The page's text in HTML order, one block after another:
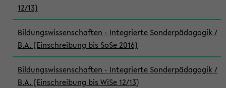
12/13)
Bildungswissenschaften - Integrierte Sonderpädagogik /
B.A. (Einschreibung bis SoSe 2016)
Bildungswissenschaften - Integrierte Sonderpädagogik /
B.A. (Einschreibung bis WiSe 12/13)